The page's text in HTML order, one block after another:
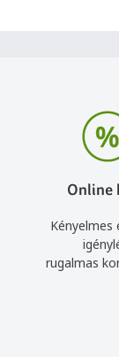
Online
Kényelmes
rugalmas